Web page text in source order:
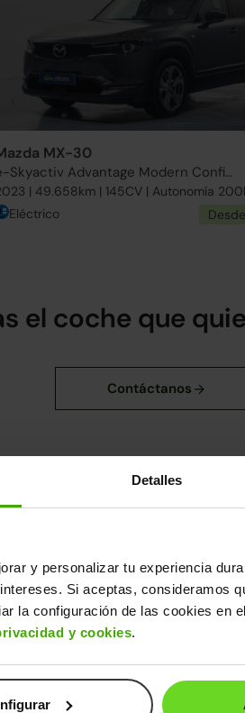
Detalles
y personalizar tu experiencia
Si aceptas, consideramos
la configuración de las cookies en
y cookies.
MX-30
e-Skyactiv Advantage Modern Confidence
| 49.658km | 145CV | Autonomía
Eléctrico Desde
el coche que
Córdoba
881 521
ind. las Quemadas. Esteban Cabrera, 5
llegar
Lunes a Viernes: 09:30 a 20:30h
10:00 a 19:00h